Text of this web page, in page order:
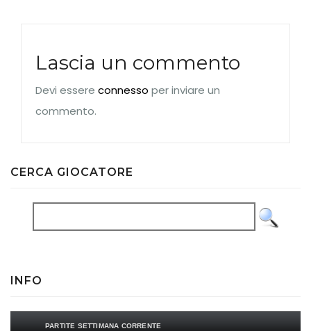
Lascia un commento
Devi essere connesso per inviare un
commento.
CERCA GIOCATORE
INFO
PARTITE SETTIMANA CORRENTE